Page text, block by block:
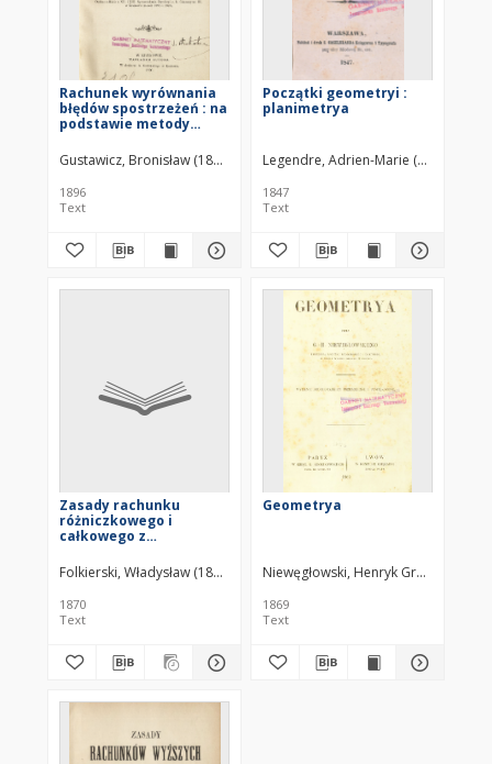
Rachunek wyrównania
błędów spostrzeżeń : na
podstawie metody
kwadratów
Gustawicz, Bronisław (1852–1916)
1896
Text
Początki geometryi :
planimetrya
Legendre, Adrien-Marie (1752–1833)
1847
Text
Zasady rachunku
różniczkowego i
całkowego z
Wiadomości wstępne,
rachunek różniczkowy i
zastosowania
Folkierski, Władysław (1842–1904)
1870
Text
Geometrya
Niewęgłowski, Henryk Grach Piotr
1869
Text